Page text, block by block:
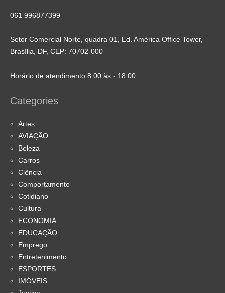
061 996877399
Setor Comercial Norte, quadra 01, Ed. América Office Tower,
Brasília, DF, CEP: 70702-000
Horário de atendimento 8:00 às - 18:00
Categories
Artes
AVIAÇÃO
Beleza
Carros
Ciência
Comportamento
Cotidiano
Cultura
ECONOMIA
EDUCAÇÃO
Emprego
Entretenimento
ESPORTES
IMÓVEIS